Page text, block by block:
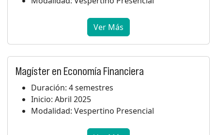
Ver Más
Magíster en Economía Financiera
Duración: 4 semestres
Inicio: Abril 2025
Modalidad: Vespertino Presencial